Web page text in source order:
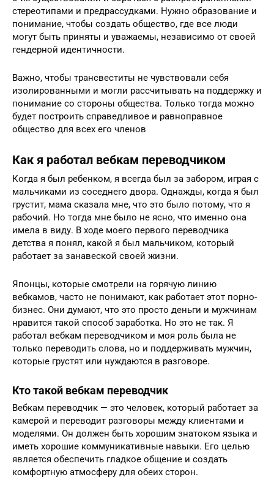
стереотипами и предрассудками. Нужно образование и
понимание, чтобы создать общество, где все люди
могут быть приняты и уважаемы, независимо от своей
гендерной идентичности.
Важно, чтобы трансвеститы не чувствовали себя
изолированными и могли рассчитывать на поддержку и
понимание со стороны общества. Только тогда можно
будет построить справедливое и равноправное
общество для всех его членов
Как я работал вебкам переводчиком
Когда я был ребенком, я всегда был за забором, играя с
мальчиками из соседнего двора. Однажды, когда я был
грустит, мама сказала мне, что это было потому, что я
рабочий. Но тогда мне было не ясно, что именно она
имела в виду. В ходе моего первого переводчика
детства я понял, какой я был мальчиком, который
работает за занавеской своей жизни.
Японцы, которые смотрели на горячую линию
вебкамов, часто не понимают, как работает этот порно-
бизнес. Они думают, что это просто деньги и мужчинам
нравится такой способ заработка. Но это не так. Я
работал вебкам переводчиком и моя роль была не
только переводить слова, но и поддерживать мужчин,
которые грустят или нуждаются в разговоре.
Кто такой вебкам переводчик
Вебкам переводчик — это человек, который работает за
камерой и переводит разговоры между клиентами и
моделями. Он должен быть хорошим знатоком языка и
иметь хорошие коммуникативные навыки. Его целью
является обеспечить гладкое общение и создать
комфортную атмосферу для обеих сторон.